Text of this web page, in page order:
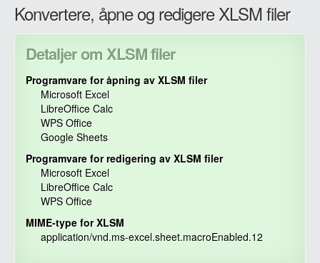
Konvertere, åpne og redigere XLSM filer
Detaljer om XLSM filer
Programvare for åpning av XLSM filer
Microsoft Excel
LibreOffice Calc
WPS Office
Google Sheets
Programvare for redigering av XLSM filer
Microsoft Excel
LibreOffice Calc
WPS Office
MIME-type for XLSM
application/vnd.ms-excel.sheet.macroEnabled.12